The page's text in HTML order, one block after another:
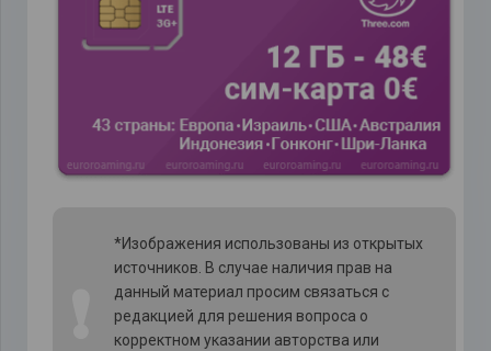
*Изображения использованы из открытых
источников. В случае наличия прав на
данный материал просим связаться с
редакцией для решения вопроса о
корректном указании авторства или